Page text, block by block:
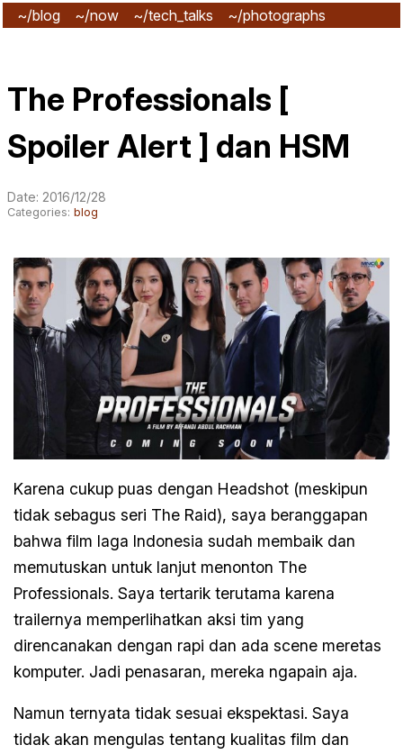
~/blog ~/now ~/tech_talks
~/photographs
The Professionals [
Spoiler Alert ] dan HSM
Date: 2016/12/28
Categories:blog
Karena cukup puas dengan Headshot (meskipun
tidak sebagus seri The Raid), saya beranggapan
bahwa film laga Indonesia sudah membaik dan
memutuskan untuk lanjut menonton The
Professionals. Saya tertarik terutama karena
trailernya memperlihatkan aksi tim yang
direncanakan dengan rapi dan ada scene meretas
komputer. Jadi penasaran, mereka ngapain aja.
Namun ternyata tidak sesuai ekspektasi. Saya
tidak akan mengulas tentang kualitas film dan